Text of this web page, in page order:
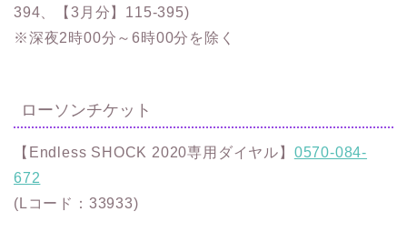
394、【3月分】115-395)
※深夜2時00分～6時00分を除く
ローソンチケット
【Endless SHOCK 2020専用ダイヤル】 0570-084-
672
(Lコード：33933)